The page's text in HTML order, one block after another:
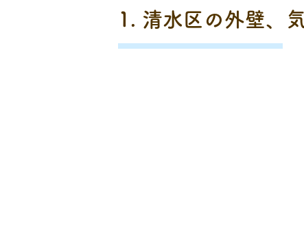
1. 清水区の外壁、